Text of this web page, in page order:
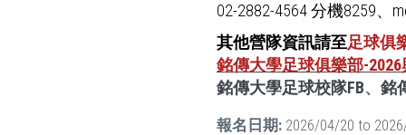
02-2882-4564 分機8259、
其他營隊資訊請至足球俱
銘傳大學足球俱樂部-
銘傳大學足球校隊FB、 銘
報名日期: 2026/04/20 to